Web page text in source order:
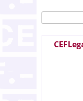
Buscar